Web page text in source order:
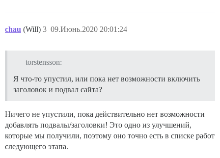
chau (Will) 09.Июнь.2020 20:01:24
3
torstensson:
Я что-то упустил, или пока нет возможности включить
заголовок и подвал сайта?
Ничего не упустили, пока действительно нет возможности
добавлять подвалы/заголовки! Это одно из улучшений,
которые мы получили, поэтому оно точно есть в списке работ
следующего этапа.